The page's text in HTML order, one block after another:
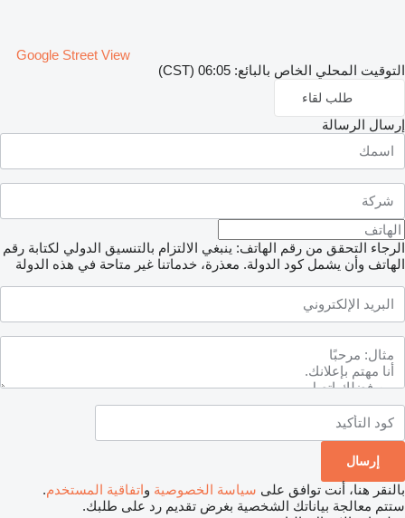
Google Street View
التوقيت المحلي الخاص بالبائع: 06:05 (CST)
طلب لقاء
إرسال الرسالة
الرجاء التحقق من رقم الهاتف: ينبغي الالتزام بالتنسيق الدولي لكتابة رقم
الهاتف وأن يشمل كود الدولة. معذرة، خدماتنا غير متاحة في هذه الدولة
بالنقر هنا، أنت توافق على سياسة الخصوصية واتفاقية المستخدم.
ستتم معالجة بياناتك الشخصية بغرض تقديم رد على طلبك.